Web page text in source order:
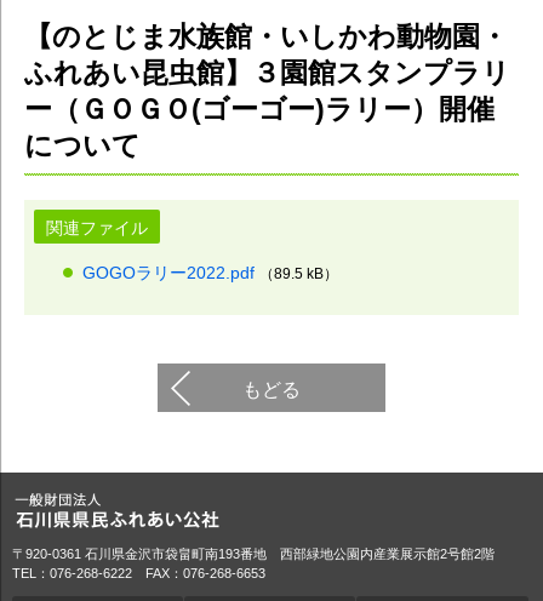
【のとじま水族館・いしかわ動物園・
ふれあい昆虫館】３園館スタンプラリ
ー（ＧＯＧＯ(ゴーゴー)ラリー）開催
について
関連ファイル
GOGOラリー2022.pdf （89.5 kB）
もどる
〒920-0361 石川県金沢市袋畠町南193番地 西部緑地公園内産業展示館2号館2階
TEL：076-268-6222 FAX：076-268-6653